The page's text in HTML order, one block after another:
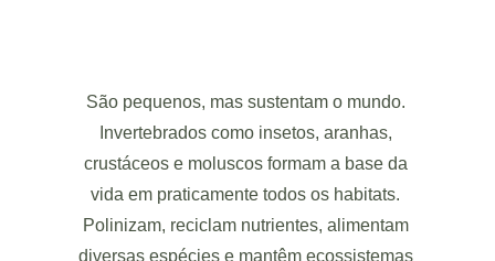
São pequenos, mas sustentam o mundo.
Invertebrados como insetos, aranhas,
crustáceos e moluscos formam a base da
vida em praticamente todos os habitats.
Polinizam, reciclam nutrientes, alimentam
diversas espécies e mantêm ecossistemas